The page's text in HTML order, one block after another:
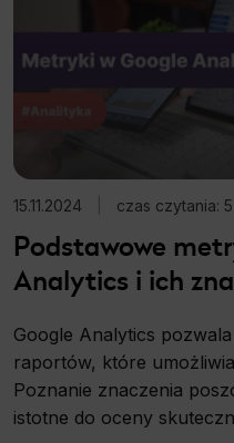
15.11.2024 czas czytania:
Podstawowe
Analytics i ich
Google Analytics
raportów, które
Poznanie znaczenia
istotne do oceny